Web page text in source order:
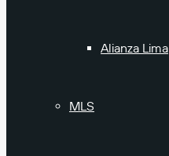
Alianza Lima
MLS